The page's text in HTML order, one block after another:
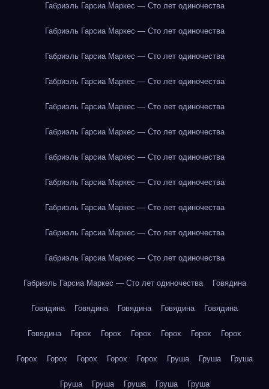
Габриэль Гарсиа Маркес — Сто лет одиночества
Габриэль Гарсиа Маркес — Сто лет одиночества
Габриэль Гарсиа Маркес — Сто лет одиночества
Габриэль Гарсиа Маркес — Сто лет одиночества
Габриэль Гарсиа Маркес — Сто лет одиночества
Габриэль Гарсиа Маркес — Сто лет одиночества
Габриэль Гарсиа Маркес — Сто лет одиночества
Габриэль Гарсиа Маркес — Сто лет одиночества
Габриэль Гарсиа Маркес — Сто лет одиночества
Габриэль Гарсиа Маркес — Сто лет одиночества
Габриэль Гарсиа Маркес — Сто лет одиночества
Габриэль Гарсиа Маркес — Сто лет одиночества Говядина
Говядина Говядина Говядина Говядина Говядина
Говядина Горох Горох Горох Горох Горох Горох
Горох Горох Горох Горох Горох Груша Груша Груша
Груша Груша Груша Груша Груша